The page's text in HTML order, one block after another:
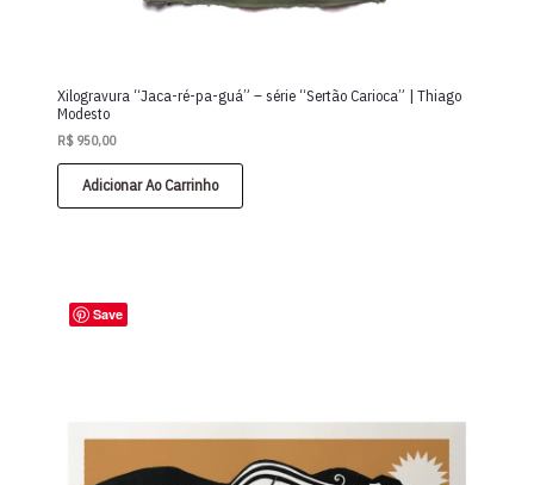
Xilogravura “Jaca-ré-pa-guá” – série “Sertão Carioca” | Thiago
Modesto
R$ 950,00
Adicionar Ao Carrinho
Save